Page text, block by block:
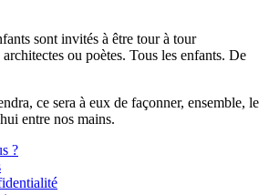
sont invités à être tour à tour
ou poètes. Tous les enfants. De
ce sera à eux de façonner, ensemble, le
entre nos mains.
?